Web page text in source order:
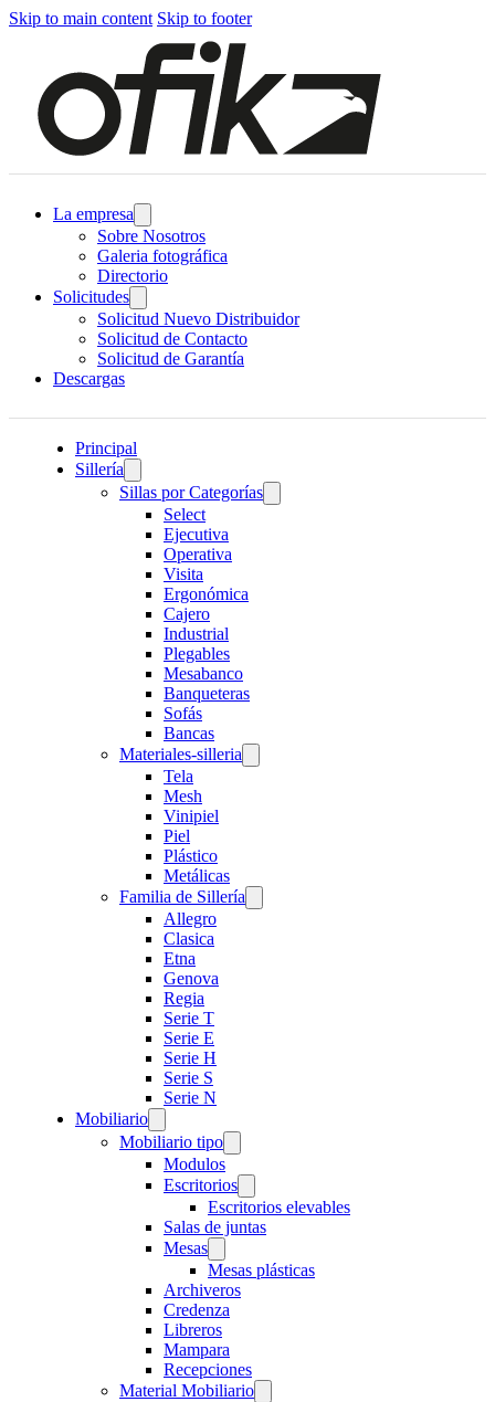
Skip to main content Skip to footer
La empresa
Sobre Nosotros
Galeria fotográfica
Directorio
Solicitudes
Solicitud Nuevo Distribuidor
Solicitud de Contacto
Solicitud de Garantía
Descargas
Principal
Sillería
Sillas por Categorías
Select
Ejecutiva
Operativa
Visita
Ergonómica
Cajero
Industrial
Plegables
Mesabanco
Banqueteras
Sofás
Bancas
Materiales-silleria
Tela
Mesh
Vinipiel
Piel
Plástico
Metálicas
Familia de Sillería
Allegro
Clasica
Etna
Genova
Regia
Serie T
Serie E
Serie H
Serie S
Serie N
Mobiliario
Mobiliario tipo
Modulos
Escritorios
Escritorios elevables
Salas de juntas
Mesas
Mesas plásticas
Archiveros
Credenza
Libreros
Mampara
Recepciones
Material Mobiliario